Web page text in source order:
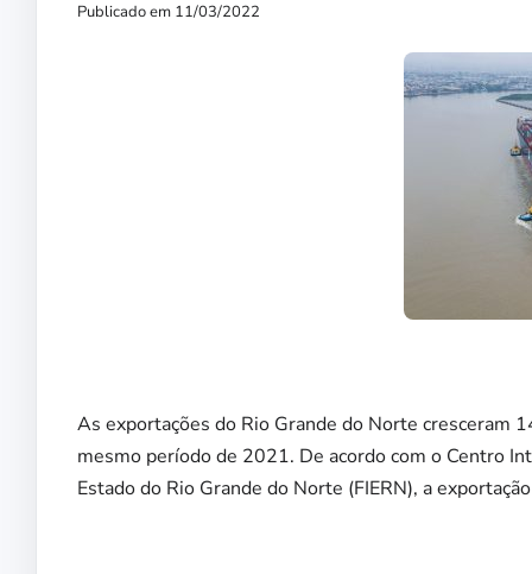
Publicado em 11/03/2022
As exportações do Rio Grande do Norte cresceram
mesmo período de 2021. De acordo com o Centro
Estado do Rio Grande do Norte (FIERN), a